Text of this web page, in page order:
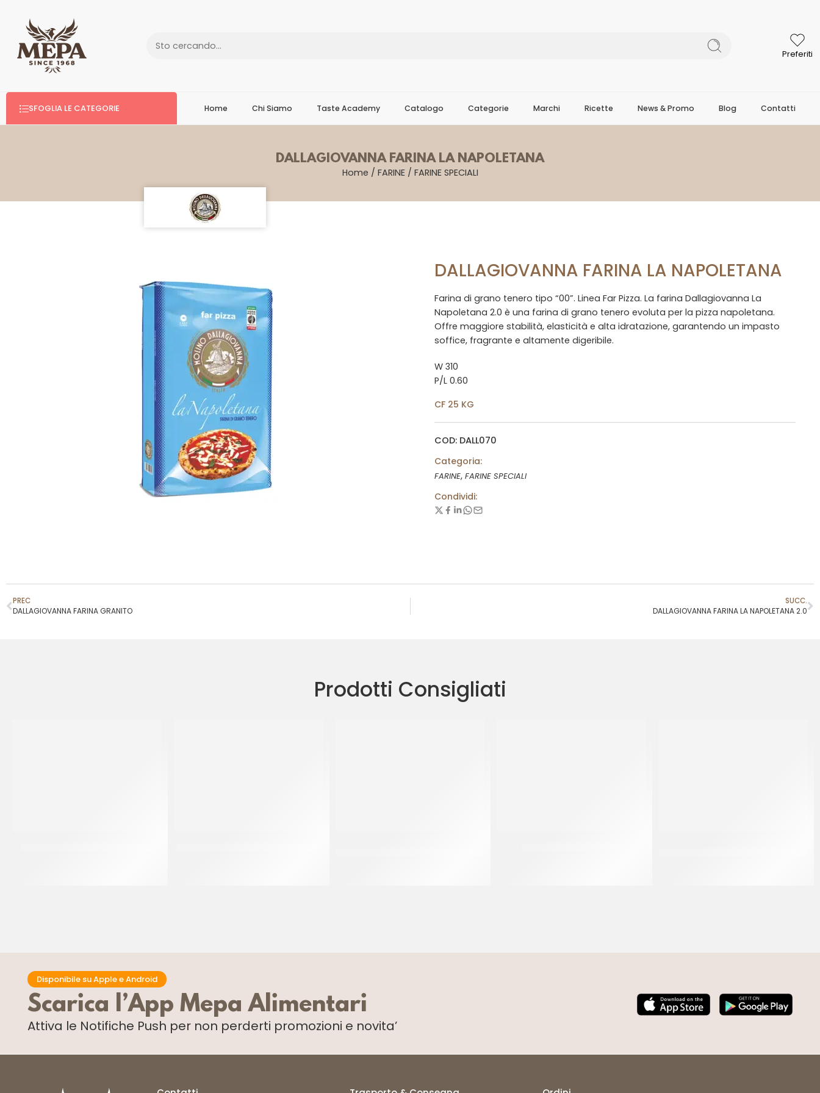
Preferiti
SFOGLIA LE CATEGORIE Home Chi Siamo Taste Academy Catalogo Categorie Marchi Ricette News & Promo Blog Contatti
DALLAGIOVANNA FARINA LA NAPOLETANA
Home / FARINE/ FARINE SPECIALI
DALLAGIOVANNA FARINA LA NAPOLETANA
Farina di grano tenero tipo “00”. Linea Far Pizza. La farina Dallagiovanna La
Napoletana 2.0 è una farina di grano tenero evoluta per la pizza napoletana.
Offre maggiore stabilità, elasticità e alta idratazione, garantendo un impasto
soffice, fragrante e altamente digeribile.
W 310
P/L 0.60
CF 25 KG
COD: DALL070
Categoria:
FARINE, FARINE SPECIALI
Condividi:
PREC
DALLAGIOVANNA FARINA GRANITO
SUCC.
DALLAGIOVANNA FARINA LA NAPOLETANA 2.0
Prodotti Consigliati
Disponibile su Apple e Android
Scarica l’App Mepa Alimentari
Attiva le Notifiche Push per non perderti promozioni e novita’